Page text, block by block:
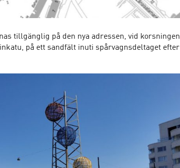
tillgänglig på den nya adressen, vid korsningen
på ett sandfält inuti spårvagnsdeltaget efter